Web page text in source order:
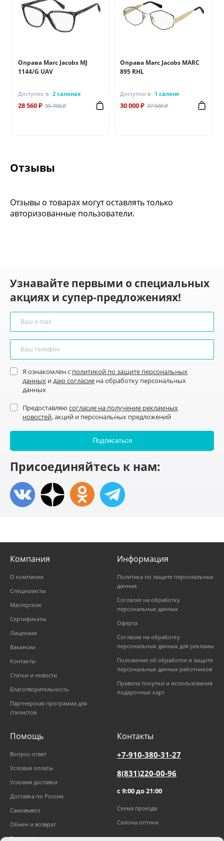
Оправа Marc Jacobs MJ
1144/G UAV
Доступно в 2 салонах
28 560 ₽ 35 700 ₽
Оправа Marc Jacobs MARC
895 RHL
Доступно в 1 салоне
30 000 ₽ 37 500 ₽
Отзывы
Отзывы о товарах могут оставлять только
авторизованные пользователи.
Узнавайте первыми о специальных
акциях и супер-предложениях!
Я ознакомлен с политикой по защите персональных
данных идаю согласие на обработку персональных
данных
Предоставляю согласие на получение рекламных
новостей, акций и персональных предложений
Присоединяйтесь к нам:
Компания
О компании
Специалисты
Мастерские
Сертификаты
Лицензии
Вакансии
Контакты
Статьи и новости
Благотворительность
Партнерская программа для
стилистов
Информация
Политика по защите персональных
данных
Согласие на обработку
персональных данных
Оферта
Согласие на обработку
персональных данных для рекламы
Положение об обработке и защите
персональных данных работников
Правила покупки и использования
подарочных карт
Помощь
Вопрос-ответ
Условия оплаты
Условия доставки
Доставка по России
Самовывоз
Обмен и возврат
Гарантии
Контакты
+7-910-380-31-27
8(831)220-00-96
с 9:00 до 21:00
Схема проезда
Салоны оптики